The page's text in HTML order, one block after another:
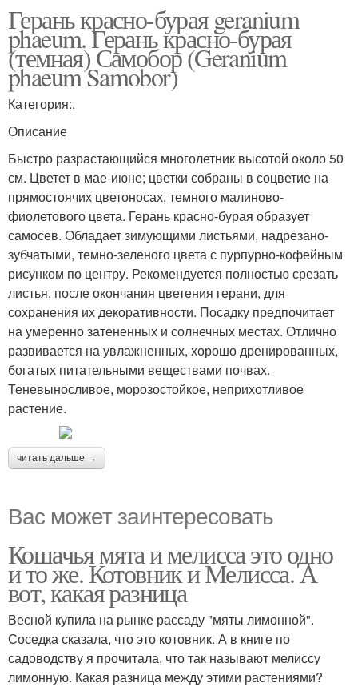
Герань красно-бурая geranium
phaeum. Герань красно-бурая
(темная) Самобор (Geranium
phaeum Samobor)
Категория:.
Описание
Быстро разрастающийся многолетник высотой около 50
см. Цветет в мае-июне; цветки собраны в соцветие на
прямостоячих цветоносах, темного малиново-
фиолетового цвета. Герань красно-бурая образует
самосев. Обладает зимующими листьями, надрезано-
зубчатыми, темно-зеленого цвета с пурпурно-кофейным
рисунком по центру. Рекомендуется полностью срезать
листья, после окончания цветения герани, для
сохранения их декоративности. Посадку предпочитает
на умеренно затененных и солнечных местах. Отлично
развивается на увлажненных, хорошо дренированных,
богатых питательными веществами почвах.
Теневыносливое, морозостойкое, неприхотливое
растение.
читать дальше →
Вас может заинтересовать
Кошачья мята и мелисса это одно
и то же. Котовник и Мелисса. А
вот, какая разница
Весной купила на рынке рассаду "мяты лимонной".
Соседка сказала, что это котовник. А в книге по
садоводству я прочитала, что так называют мелиссу
лимонную. Какая разница между этими растениями?